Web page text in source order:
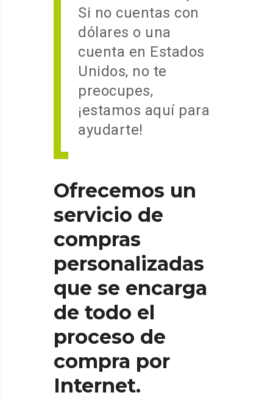
Si no cuentas con
dólares o una
cuenta en Estados
Unidos, no te
preocupes,
¡estamos aquí para
ayudarte!
Ofrecemos un
servicio de
compras
personalizadas
que se encarga
de todo el
proceso de
compra por
Internet.